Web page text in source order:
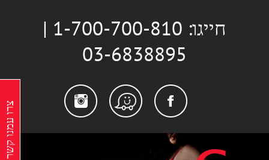
חייגו: 1-700-700-810 |
03-6838895
Facebook
Waze
צרו עמנו קשר